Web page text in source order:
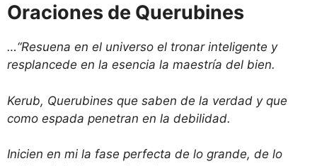
Oraciones de Querubines
…“Resuena en el universo el tronar inteligente y
resplancede en la esencia la maestría del bien.
Kerub, Querubines que saben de la verdad y que
como espada penetran en la debilidad.
Inicien en mi la fase perfecta de lo grande, de lo